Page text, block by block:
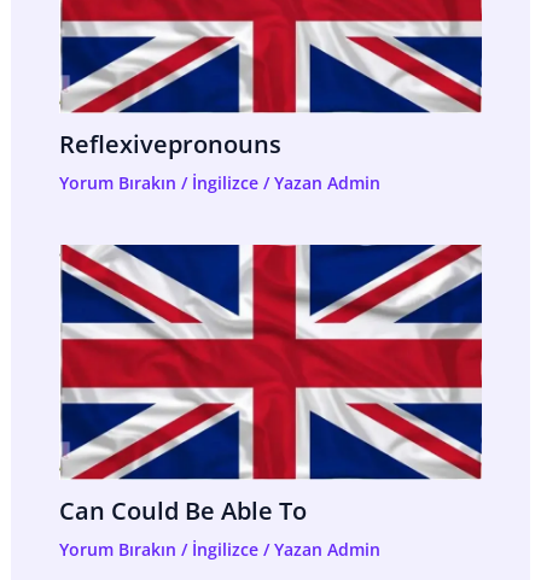
Reflexivepronouns
Yorum Bırakın / İngilizce/ Yazan Admin
Can Could Be Able To
Yorum Bırakın / İngilizce/ Yazan Admin